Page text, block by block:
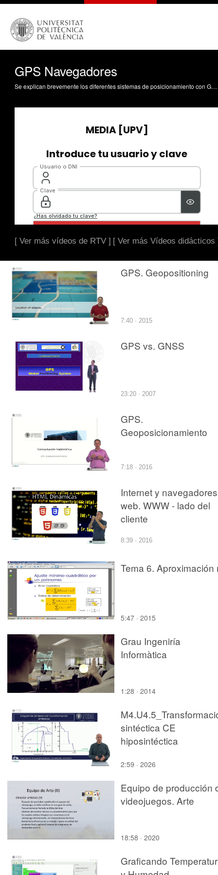
GPS Navegadores
Se explican brevemente los diferentes sistemas de posicionamiento con GPS, se personaliza para los navegadores GPS y se hace una clasificación de los distintos receptores GPS en función de coste economico y precisiones. Asimismo, se expone la ecuación matématica de la pseudodistancia, y por último, se exponen las características de los navegadores y se describen sus principales pantallas y menus. Quintanilla García, I. (2009). GPS Navegadores. https://riunet.upv.es/handle/10251/6805
[ Ver más vídeos de RTV ] [ Ver más Vídeos didácticos
GPS. Geopositioning
7:40 · 2015
GPS vs. GNSS
23:20 · 2007
GPS.
Geoposicionamiento
7:18 · 2016
Internet y navegadores
web. WWW - lado del
cliente
8:39 · 2016
Tema 6. Aproximación
5:47 · 2015
Grau Ingeniría
Informàtica
1:28 · 2014
sintéctica CE
hiposintéctica
2:59 · 2026
Equipo de producción
videojuegos. Arte
18:58 · 2020
Graficando